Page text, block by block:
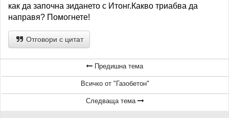
как да започна зидането с Итонг.Какво триабва да
направя? Помогнете!
Отговори с цитат
Предишна тема
Всичко от "Газобетон"
Следваща тема